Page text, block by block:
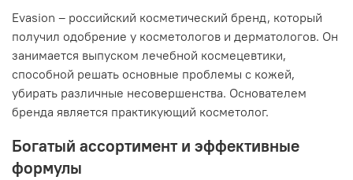
Evasion – российский косметический бренд, который
получил одобрение у косметологов и дерматологов. Он
занимается выпуском лечебной космецевтики,
способной решать основные проблемы с кожей,
убирать различные несовершенства. Основателем
бренда является практикующий косметолог.
Богатый ассортимент и эффективные
формулы